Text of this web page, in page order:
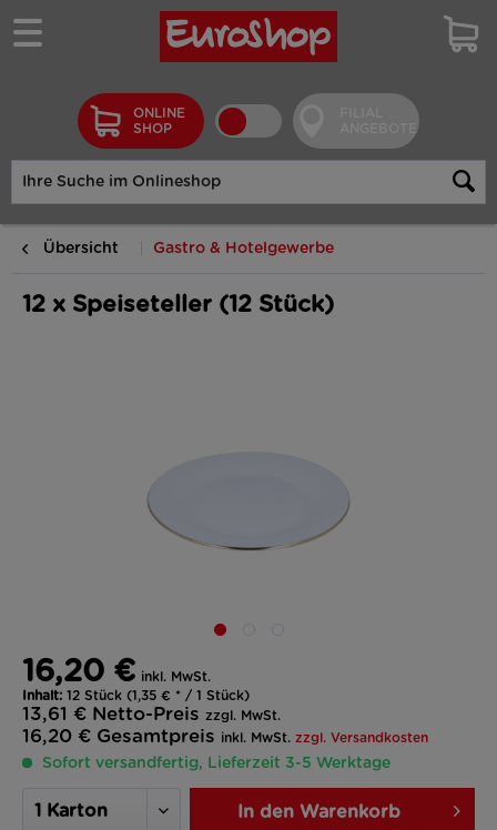
ONLINE
SHOP
Übersicht Gastro & Hotelgewerbe
12 x Speiseteller (12 Stück)
16,20 € inkl. MwSt.
Inhalt: 12 Stück (1,35 € * / 1 Stück)
13,61 € Netto-Preis zzgl. MwSt.
16,20 € Gesamtpreis inkl. MwSt. zzgl. Versandkosten
Sofort versandfertig, Lieferzeit 3-5 Werktage
In den Warenkorb